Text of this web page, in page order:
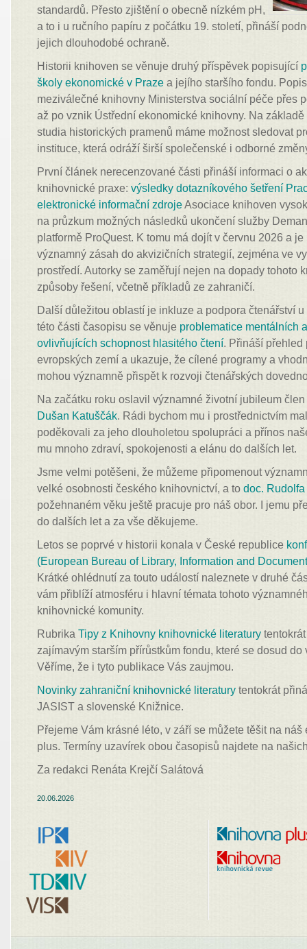
standardů. Přesto zjištění o obecně nízkém pH,
a to i u ručního papíru z počátku 19. století, přináší
jejich dlouhodobé ochraně.
Historii knihoven se věnuje druhý příspěvek popisující
školy ekonomické v Praze a jejího staršího fondu.
meziválečné knihovny Ministerstva sociální péče přes
až po vznik Ústřední ekonomické knihovny. Na
studia historických pramenů máme možnost sledovat
instituce, která odráží širší společenské i odborné
První článek nerecenzované části přináší informaci o
knihovnické praxe:výsledky dotazníkového šetření
elektronické informační zdrojeAsociace knihoven
na průzkum možných následků ukončení služby
platformě ProQuest. K tomu má dojít v červnu 2026 a
významný zásah do akvizičních strategií, zejména ve
prostředí. Autorky se zaměřují nejen na dopady tohoto
způsoby řešení, včetně příkladů ze zahraničí.
Další důležitou oblastí je inkluze a podpora čtenářství
této části časopisu se věnuje problematice mentálních
ovlivňujících schopnost hlasitého čtení. Přináší přehled
evropských zemí a ukazuje, že cílené programy a
mohou významně přispět k rozvoji čtenářských
Na začátku roku oslavil významné životní jubileum
Dušan Katuščák. Rádi bychom mu i prostřednictvím
poděkovali za jeho dlouholetou spolupráci a přínos
mu mnoho zdraví, spokojenosti a elánu do dalších let.
Jsme velmi potěšeni, že můžeme připomenout
velké osobnosti českého knihovnictví, a todoc.
požehnaném věku ještě pracuje pro náš obor. I jemu
do dalších let a za vše děkujeme.
Letos se poprvé v historii konala v České republice
(European Bureau of Library, Information and
Krátké ohlédnutí za touto událostí naleznete v druhé
vám přiblíží atmosféru i hlavní témata tohoto
knihovnické komunity.
RubrikaTipy z Knihovny knihovnické literatury
zajímavým starším přírůstkům fondu, které se dosud do
Věříme, že i tyto publikace Vás zaujmou.
Novinky zahraniční knihovnické literatury tentokrát
JASIST a slovenské Knižnice.
Přejeme Vám krásné léto, v září se můžete těšit na
plus. Termíny uzavírek obou časopisů najdete na
Za redakci Renáta Krejčí Salátová
20.06.2026